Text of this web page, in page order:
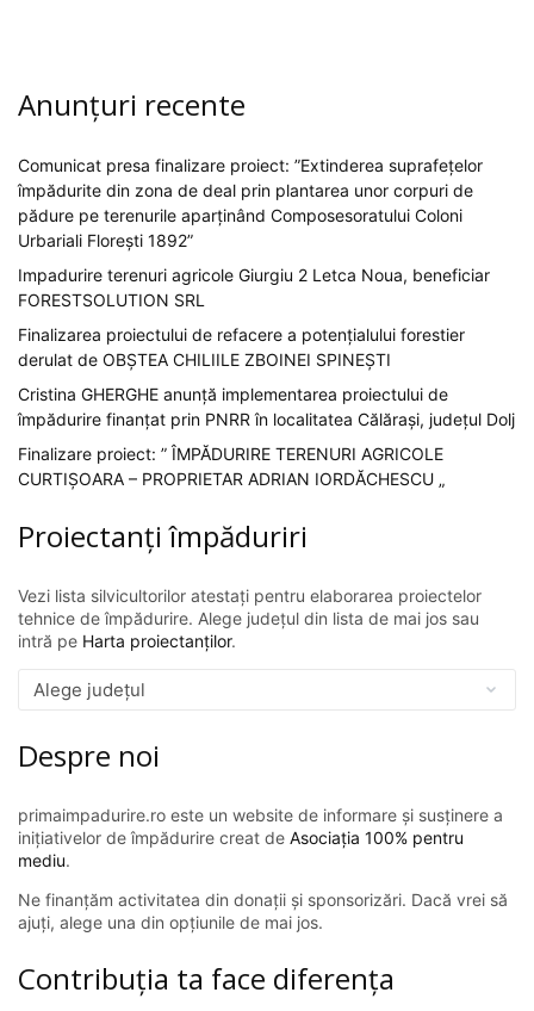
Anunțuri recente
Comunicat presa finalizare proiect: ”Extinderea suprafețelor
împădurite din zona de deal prin plantarea unor corpuri de
pădure pe terenurile aparținând Composesoratului Coloni
Urbariali Florești 1892”
Impadurire terenuri agricole Giurgiu 2 Letca Noua, beneficiar
FORESTSOLUTION SRL
Finalizarea proiectului de refacere a potențialului forestier
derulat de OBȘTEA CHILIILE ZBOINEI SPINEȘTI
Cristina GHERGHE anunță implementarea proiectului de
împădurire finanțat prin PNRR în localitatea Călărași, județul Dolj
Finalizare proiect: ” ÎMPĂDURIRE TERENURI AGRICOLE
CURTIȘOARA – PROPRIETAR ADRIAN IORDĂCHESCU „
Proiectanți împăduriri
Vezi lista silvicultorilor atestați pentru elaborarea proiectelor
tehnice de împădurire. Alege județul din lista de mai jos sau
intră pe Harta proiectanților.
Despre noi
primaimpadurire.ro este un website de informare și susținere a
inițiativelor de împădurire creat de Asociația 100% pentru
mediu.
Ne finanțăm activitatea din donații și sponsorizări. Dacă vrei să
ajuți, alege una din opțiunile de mai jos.
Contribuția ta face diferența